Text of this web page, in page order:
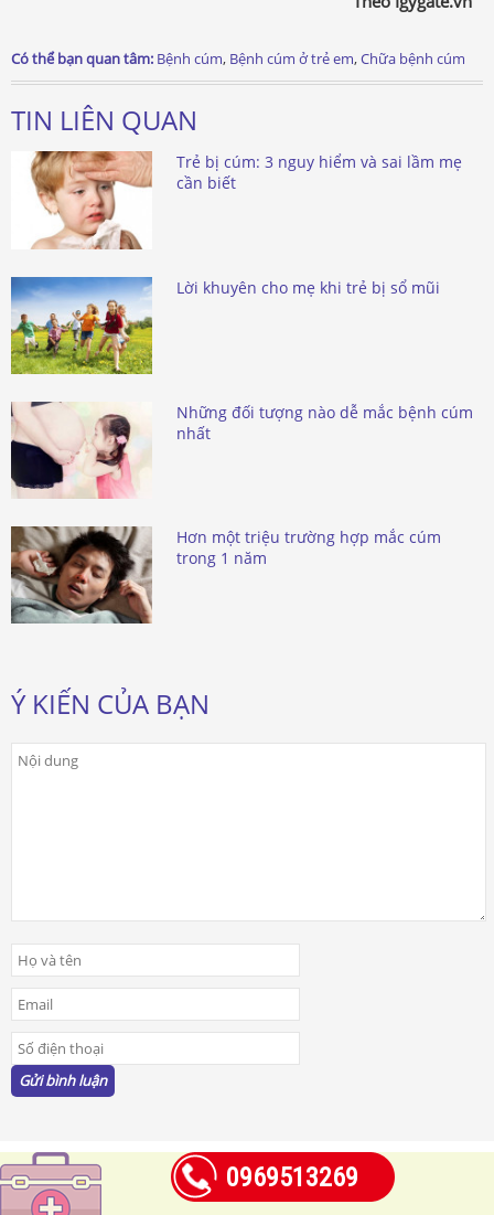
Có thể bạn quan tâm: Bệnh cúm, Bệnh cúm ở trẻ em,Chữa bệnh cúm
TIN LIÊN QUAN
Trẻ bị cúm: 3 nguy hiểm và sai lầm mẹ
cần biết
Lời khuyên cho mẹ khi trẻ bị sổ mũi
Những đối tượng nào dễ mắc bệnh cúm
nhất
Hơn một triệu trường hợp mắc cúm
trong 1 năm
Ý KIẾN CỦA BẠN
0969513269